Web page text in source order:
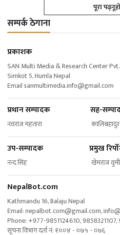
पूरा
सम्पर्क ठेगाना
प्रकाशक
SAN Multi Media & Research Center
Simkot 5, Humla Nepal
Email sanmultimedia.info@gmail.com
प्रधान सम्पादक सह-
नवराज महतारा कालिबहादुर
उप-सम्पादक प्रमुख
नन्द सिंह खेमराज वुमी
NepalBot.com
Kathmandu 16, Balaju Nepal
Email:nepalbot.com@gmail.com,
Phone: +977-9851124610,
सूचना विभाग दर्ता नं: १००४ - ०७५ - ०७६